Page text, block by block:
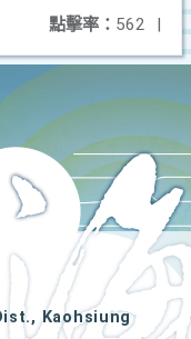
點擊率： 562 |
Kaohsiung